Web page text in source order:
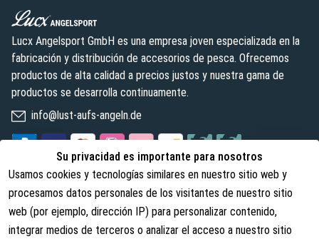
Su privacidad es importante para nosotros
Usamos cookies y tecnologías similares en nuestro sitio web y
procesamos datos personales de los visitantes de nuestro sitio
web (por ejemplo, dirección IP) para personalizar contenido,
integrar medios de terceros o analizar el acceso a nuestro sitio
Lucx Angelsport GmbH es una empresa joven especializada en la
fabricación y distribución de accesorios de pesca. Ofrecemos
productos de alta calidad a precios justos y nuestra gama de
productos se desarrolla continuamente.
info@lust-aufs-angeln.de
Legal
Términos y condiciones
Derechos de cancelación
Sobre nosotros
Sobre nosotros